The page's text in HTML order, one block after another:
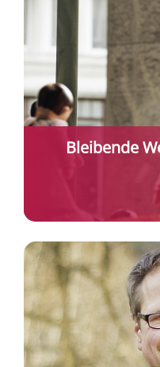
Bleibende